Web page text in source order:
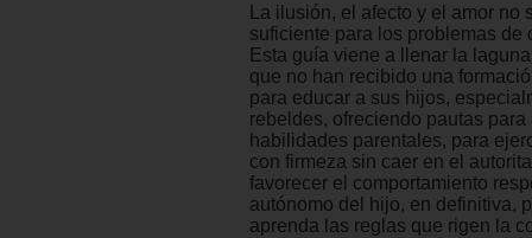
La ilusión, el afecto y el amor no
suficiente para los problemas de
Esta guía viene a llenar la
que no han recibido una
para educar a sus hijos,
rebeldes, ofreciendo pautas para
habilidades parentales, para
con firmeza sin caer en el
favorecer el comportamiento
autónomo del hijo, en definitiva,
aprenda las reglas que rigen la